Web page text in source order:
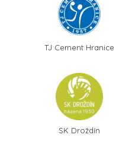
TJ Cement Hranice
SK Droždín